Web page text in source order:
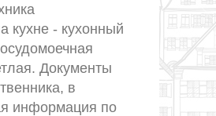
кухне - кухонный
Документы
в
информация по